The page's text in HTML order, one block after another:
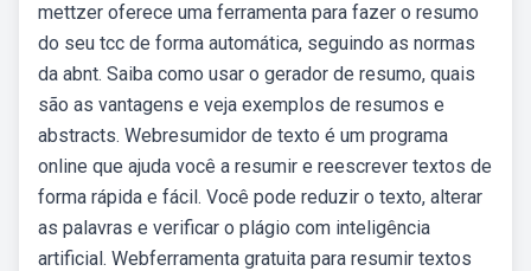
mettzer oferece uma ferramenta para fazer o resumo
do seu tcc de forma automática, seguindo as normas
da abnt. Saiba como usar o gerador de resumo, quais
são as vantagens e veja exemplos de resumos e
abstracts. Webresumidor de texto é um programa
online que ajuda você a resumir e reescrever textos de
forma rápida e fácil. Você pode reduzir o texto, alterar
as palavras e verificar o plágio com inteligência
artificial. Webferramenta gratuita para resumir textos